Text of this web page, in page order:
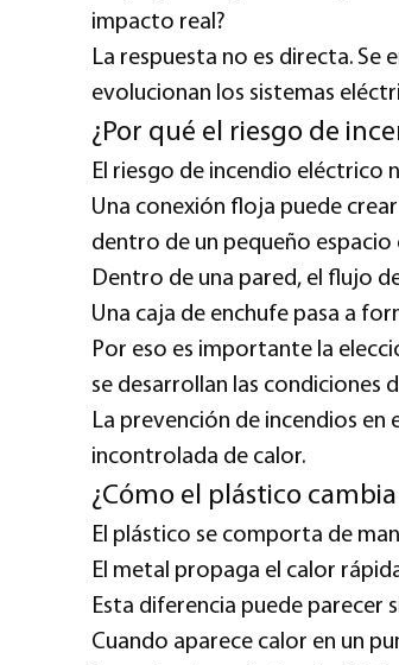
impacto real?
La respuesta no es directa.
evolucionan los sistemas
¿Por qué el riesgo de
El riesgo de incendio eléctrico
Una conexión floja puede
dentro de un pequeño espacio
Dentro de una pared, el flujo
Una caja de enchufe pasa a
Por eso es importante la
se desarrollan las condiciones
La prevención de incendios
incontrolada de calor.
¿Cómo el plástico
El plástico se comporta de
El metal propaga el calor
Esta diferencia puede parecer
Cuando aparece calor en un